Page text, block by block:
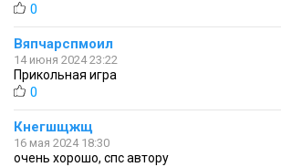
0
Вяпчарспмоил
14 июня 2024 23:22
Прикольная игра
0
Кнегшщжщ
16 мая 2024 18:30
очень хорошо, спс автору